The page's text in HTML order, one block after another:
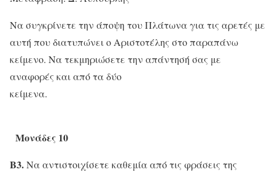
Να συγκρίνετε την άποψη του Πλάτωνα για τις αρετές με
αυτή που διατυπώνει ο Αριστοτέλης στο παραπάνω
κείμενο. Να τεκμηριώσετε την απάντησή σας με
αναφορές και από τα δύο
κείμενα.
Μονάδες 10
Β3.Να αντιστοιχίσετε καθεμία από τις φράσεις της